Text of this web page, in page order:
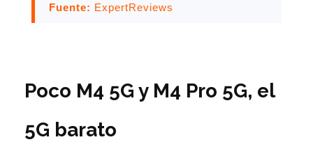
Fuente: ExpertReviews
Poco M4 5G y M4 Pro 5G, el
5G barato